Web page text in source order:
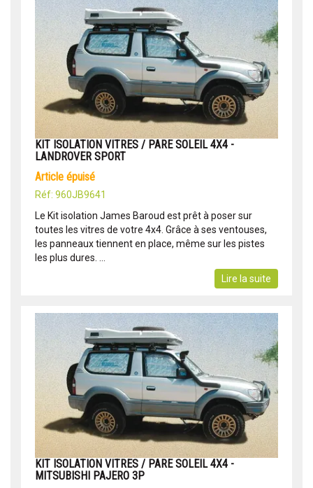
KIT ISOLATION VITRES / PARE SOLEIL 4X4 -
LANDROVER SPORT
article épuisé
Réf: 960JB9641
Le Kit isolation James Baroud est prêt à poser sur
toutes les vitres de votre 4x4. Grâce à ses ventouses,
les panneaux tiennent en place, même sur les pistes
les plus dures. ...
Lire la suite
KIT ISOLATION VITRES / PARE SOLEIL 4X4 -
MITSUBISHI PAJERO 3P